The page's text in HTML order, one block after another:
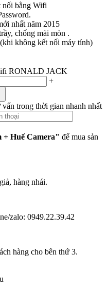
nối bằng Wifi
nhất năm 2015
chống mài mòn .
không kết nối máy tính)
RONALD JACK
+
trong thời gian nhanh nhất
+ Huế Camera" để mua sản
hàng nhái.
zalo: 0949.22.39.42
hàng cho bên thứ 3.